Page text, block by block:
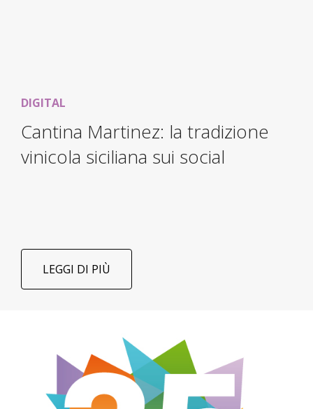
DIGITAL
Cantina Martinez: la tradizione
vinicola siciliana sui social
LEGGI DI PIÙ